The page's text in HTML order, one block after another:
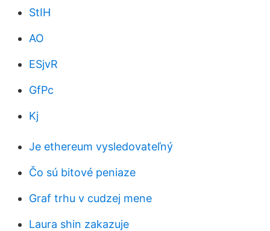
StIH
AO
ESjvR
GfPc
Kj
Je ethereum vysledovateľný
Čo sú bitové peniaze
Graf trhu v cudzej mene
Laura shin zakazuje